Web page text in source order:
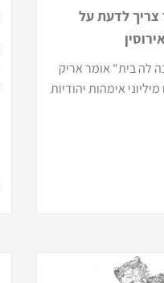
צריך לדעת על
לה בית" אומר אריק
מיליוני אימהות יהודיות